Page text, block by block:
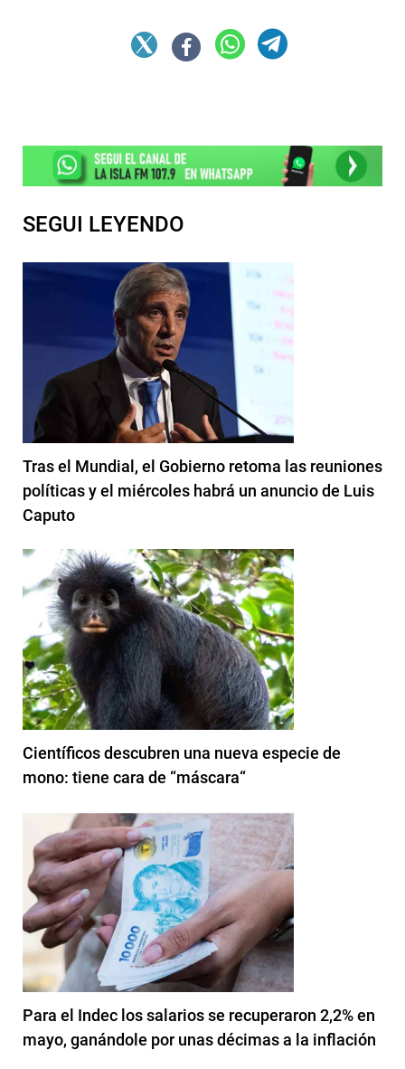
SEGUI LEYENDO
Tras el Mundial, el Gobierno retoma las reuniones
políticas y el miércoles habrá un anuncio de Luis
Caputo
Científicos descubren una nueva especie de
mono: tiene cara de “máscara“
Para el Indec los salarios se recuperaron 2,2% en
mayo, ganándole por unas décimas a la inflación